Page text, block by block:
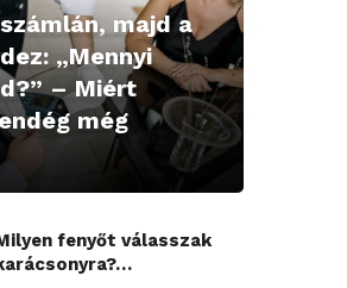
majd a
„Mennyi
– Miért
még
fenyőt válasszak